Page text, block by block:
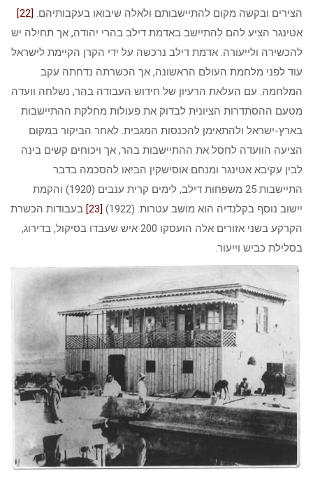
הצירים ובקשה מקום להתיישבותם ולאלה שיבואו בעקבותיהם. [22]
אטינגר הציע להם להתיישב באדמת דילב בהרי יהודה, אך תחילה יש
להכשירה ולייעורה. אדמת דילב נרכשה על ידי הקרן הקיימת לישראל
עוד לפני מלחמת העולם הראשונה, אך הכשרתה נדחתה עקב
המלחמה. עם העלאת הרעיון של חידוש העבודה בהר, נשלחה וועדה
מטעם ההסתדרות הציונית לבדוק את פעולות מחלקת ההתיישבות
בארץ-ישראל ולהתאימן להכנסות המגבית. לאחר הביקור במקום
הציעה הוועדה לחסל את ההתיישבות בהר, אך ויכוחים קשים בינה
לבין עקיבא אטינגר ומנחם אוסישקין הביאו להסכמה בדבר
התיישבות 25 משפחות דילב, לימים קרית ענבים (1920) והקמת
יישוב נוסף בקלנדיה הוא מושב עטרות. (1922)
[23]
בעבודות הכשרת
הקרקע בשני אזורים אלה הועסקו 200 איש שעבדו בסיקול, בדירוג,
בסלילת כביש וייעור.